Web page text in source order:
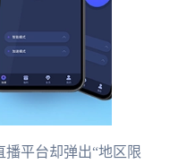
平台却弹出“地区限